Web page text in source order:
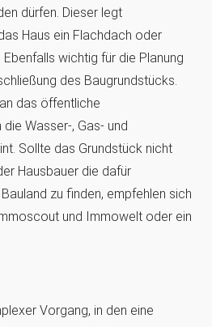
dürfen. Dieser legt
Haus ein Flachdach oder
wichtig für die Planung
des Baugrundstücks.
das öffentliche
Wasser-, Gas- und
Sollte das Grundstück nicht
Hausbauer die dafür
zu finden, empfehlen sich
und Immowelt oder ein
Vorgang, in den eine